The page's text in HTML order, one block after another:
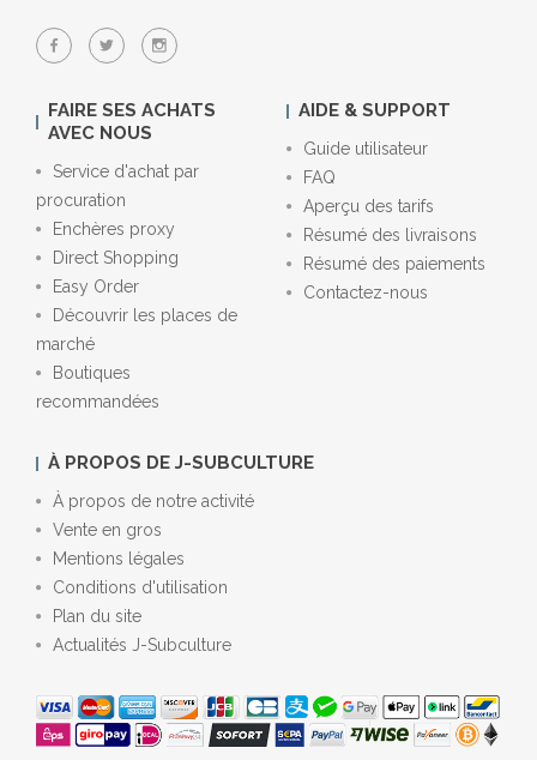
FAIRE SES ACHATS
AVEC NOUS
Service d'achat par
procuration
Enchères proxy
Direct Shopping
Easy Order
Découvrir les places de
marché
Boutiques
recommandées
AIDE & SUPPORT
Guide utilisateur
FAQ
Aperçu des tarifs
Résumé des livraisons
Résumé des paiements
Contactez-nous
À PROPOS DE J-SUBCULTURE
À propos de notre activité
Vente en gros
Mentions légales
Conditions d'utilisation
Plan du site
Actualités J-Subculture